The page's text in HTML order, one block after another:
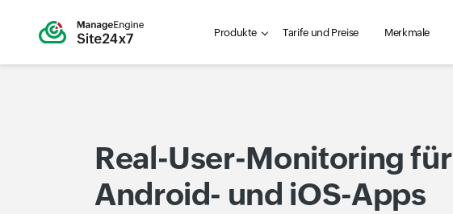
Produkte Tarife und Preise Merkmale
Real-User-Monitoring für
Android- und iOS-Apps